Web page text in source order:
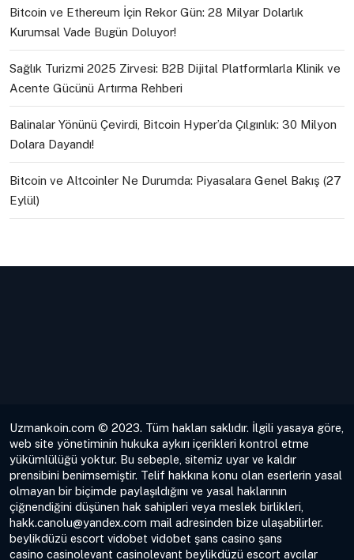
Bitcoin ve Ethereum İçin Rekor Gün: 28 Milyar Dolarlık
Kurumsal Vade Bugün Doluyor!
Sağlık Turizmi 2025 Zirvesi: B2B Dijital Platformlarla Klinik ve
Acente Gücünü Artırma Rehberi
Balinalar Yönünü Çevirdi, Bitcoin Hyper’da Çılgınlık: 30 Milyon
Dolara Dayandı!
Bitcoin ve Altcoinler Ne Durumda: Piyasalara Genel Bakış (27
Eylül)
Uzmankoin.com © 2023. Tüm hakları saklıdır. İlgili yasaya göre,
web site yönetiminin hukuka aykırı içerikleri kontrol etme
yükümlülüğü yoktur. Bu sebeple, sitemiz uyar ve kaldır
prensibini benimsemiştir. Telif hakkına konu olan eserlerin yasal
olmayan bir biçimde paylaşıldığını ve yasal haklarının
çiğnendiğini düşünen hak sahipleri veya meslek birlikleri,
hakk.canolu@yandex.com mail adresinden bize ulaşabilirler.
beylikdüzü escort vidobet vidobet şans casino şans
casino casinolevant casinolevant beylikdüzü escort avcılar